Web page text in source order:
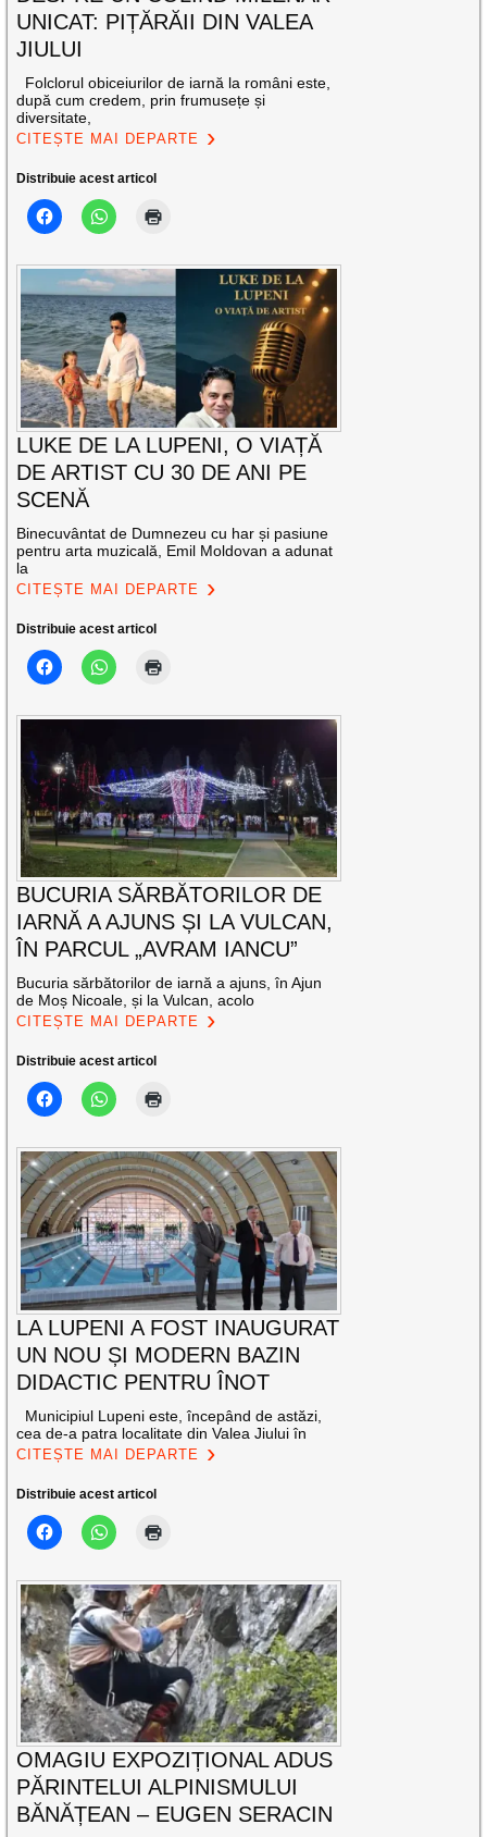
UNICAT: PIȚĂRĂII DIN VALEA
JIULUI
Folclorul obiceiurilor de iarnă la români este,
după cum credem, prin frumusețe și
diversitate,
CITEȘTE MAI DEPARTE
Distribuie acest articol
LUKE DE LA LUPENI, O VIAȚĂ
DE ARTIST CU 30 DE ANI PE
SCENĂ
Binecuvântat de Dumnezeu cu har și pasiune
pentru arta muzicală, Emil Moldovan a adunat
la
CITEȘTE MAI DEPARTE
Distribuie acest articol
BUCURIA SĂRBĂTORILOR DE
IARNĂ A AJUNS ȘI LA VULCAN,
ÎN PARCUL „AVRAM IANCU”
Bucuria sărbătorilor de iarnă a ajuns, în Ajun
de Moș Nicoale, și la Vulcan, acolo
CITEȘTE MAI DEPARTE
Distribuie acest articol
LA LUPENI A FOST INAUGURAT
UN NOU ȘI MODERN BAZIN
DIDACTIC PENTRU ÎNOT
Municipiul Lupeni este, începând de astăzi,
cea de-a patra localitate din Valea Jiului în
CITEȘTE MAI DEPARTE
Distribuie acest articol
OMAGIU EXPOZIȚIONAL ADUS
PĂRINTELUI ALPINISMULUI
BĂNĂȚEAN – EUGEN SERACIN